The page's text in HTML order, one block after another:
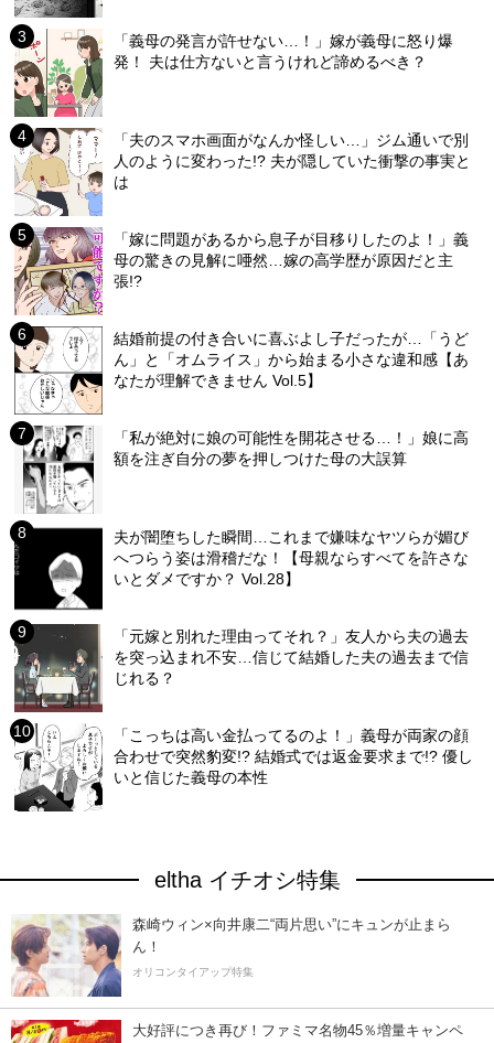
「義母の発言が許せない…！」嫁が義母に怒り爆
発！ 夫は仕方ないと言うけれど諦めるべき？
「夫のスマホ画面がなんか怪しい…」ジム通いで別
人のように変わった!? 夫が隠していた衝撃の事実と
は
「嫁に問題があるから息子が目移りしたのよ！」義
母の驚きの見解に唖然…嫁の高学歴が原因だと主
張!?
結婚前提の付き合いに喜ぶよし子だったが…「うど
ん」と「オムライス」から始まる小さな違和感【あ
なたが理解できません Vol.5】
「私が絶対に娘の可能性を開花させる…！」娘に高
額を注ぎ自分の夢を押しつけた母の大誤算
夫が闇堕ちした瞬間…これまで嫌味なヤツらが媚び
へつらう姿は滑稽だな！【母親ならすべてを許さな
いとダメですか？ Vol.28】
「元嫁と別れた理由ってそれ？」友人から夫の過去
を突っ込まれ不安…信じて結婚した夫の過去まで信
じれる？
「こっちは高い金払ってるのよ！」義母が両家の顔
合わせで突然豹変!? 結婚式では返金要求まで!? 優し
いと信じた義母の本性
eltha イチオシ特集
森崎ウィン×向井康二“両片思い”にキュンが止まら
ん！
オリコンタイアップ特集
大好評につき再び！ファミマ名物45％増量キャンペ